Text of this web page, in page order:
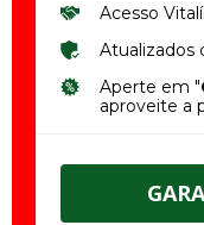
Acesso
Atualizados
Aperte em "
aproveite a